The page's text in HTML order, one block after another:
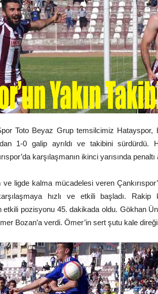
Toto Beyaz Grup temsilcimiz Hatayspor,
1-0 galip ayrıldı ve takibini sürdürdü.
karşılaşmanın ikinci yarısında penaltı
ve ligde kalma mücadelesi veren
hızlı ve etkili başladı. Rakip
etkili pozisyonu 45. dakikada oldu. Gökhan
Bozan’a verdi. Ömer’in sert şutu kale